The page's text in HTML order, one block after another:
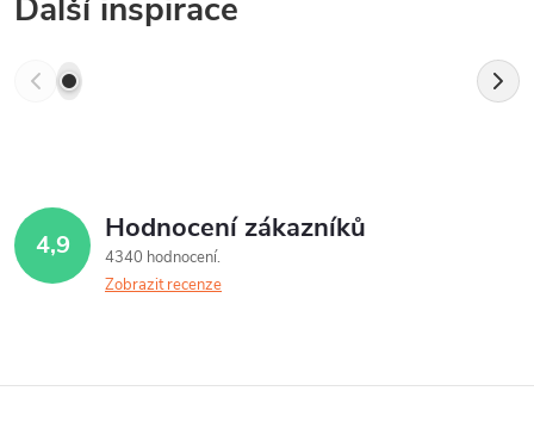
Další inspirace
4,9 Hodnocení zákazníků
4340 hodnocení
Zobrazit recenze